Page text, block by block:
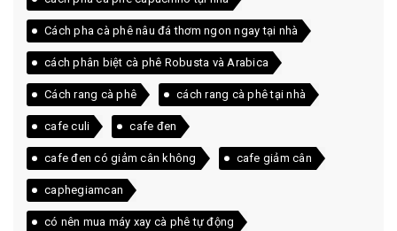
Cách pha cà phê nâu đá thơm ngon ngay tại nhà
cách phân biệt cà phê Robusta và Arabica
Cách rang cà phê cách rang cà phê tại nhà
cafe culi cafe đen
cafe đen có giảm cân không cafe giảm cân
caphegiamcan
có nên mua máy xay cà phê tự động